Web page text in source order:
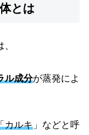
とは
ル成分が蒸発によ
カルキ 」などと呼